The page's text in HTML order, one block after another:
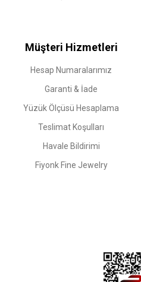
Müşteri Hizmetleri
Hesap Numaralarımız
Garanti & İade
Yüzük Ölçüsü Hesaplama
Teslimat Koşulları
Havale Bildirimi
Fiyonk Fine Jewelry